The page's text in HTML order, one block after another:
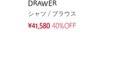
DRAWER
シャツ / ブラウス
¥41,580 40%OFF